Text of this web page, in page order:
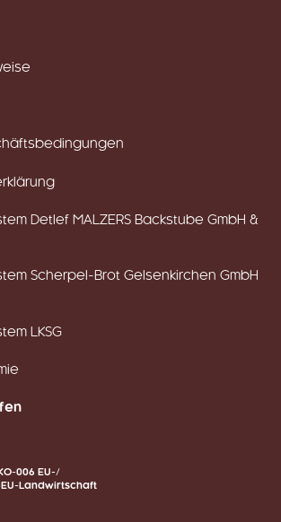
Detlef MALZERS Backstube GmbH &
Scherpel-Brot Gelsenkirchen GmbH
LKSG
006 EU-/
EU-Landwirtschaft